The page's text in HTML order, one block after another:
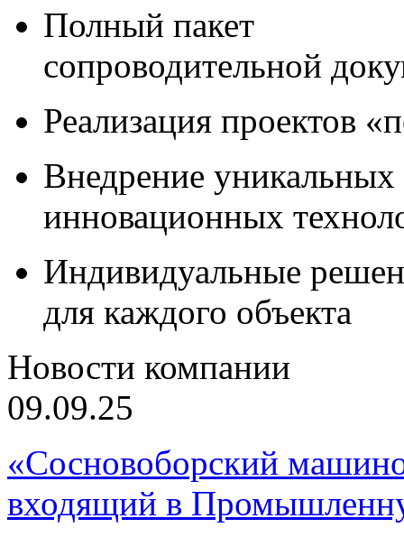
Полный пакет
сопроводительной
Реализация проектов
Внедрение уникальных
инновационных
Индивидуальные
для каждого объекта
Новости компании
09.09.25
«Сосновоборский
входящий в